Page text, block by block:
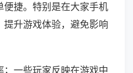
便捷。特别是在大家手机
升游戏体验，避免影响
一些玩家反映在游戏中